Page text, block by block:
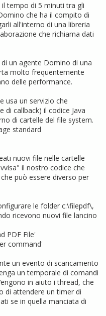
tempo di 5 minuti tra gli
che ha il compito di
all'interno di una libreria
che richiama dati
un agente Domino di una
molto frequentemente
delle performance.
usa un servizio che
di callback) il codice Java
di cartelle del file system.
standard
nuovi file nelle cartelle
il nostro codice che
può essere diverso per
le folder c:\filepdf\,
ricevono nuovi file lancino
PDF File'
command'
un evento di scaricamento
un temporale di comandi
in aiuto i thread, che
di attendere un timer di
se in quella manciata di